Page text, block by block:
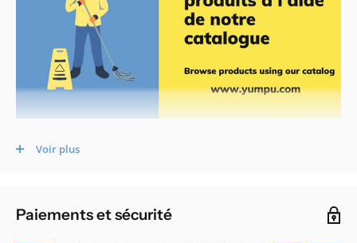
PARCOURIR LES PRODUITS À L'AIDE DE NOTRE CATALOGUE /
Voir plus
Paiements et sécurité